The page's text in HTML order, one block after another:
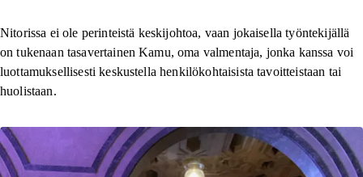
Nitorissa ei ole perinteistä keskijohtoa, vaan jokaisella työntekijällä
on tukenaan tasavertainen Kamu, oma valmentaja, jonka kanssa voi
luottamuksellisesti keskustella henkilökohtaisista tavoitteistaan tai
huolistaan.